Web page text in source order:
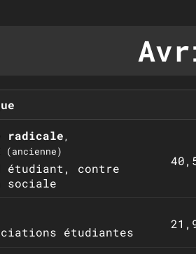
radicale,
(ancienne)
étudiant, contre
sociale
étudiantes